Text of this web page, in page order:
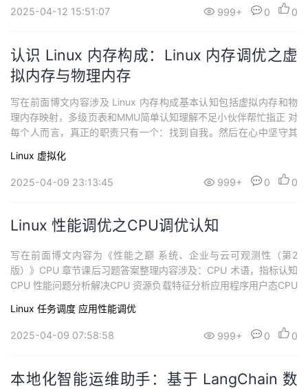
_^监控进程的内存使用量这里分析的工具主要是原生工具，后...
2025-04-12 15:51:07 999+ 0 0
认识 Linux 内存构成：Linux 内存调优之虚
拟内存与物理内存
写在前面博文内容涉及 Linux 内存构成基本认知包括虚拟内存和物
理内存映射，多级页表和MMU简单认知理解不足小伙伴帮忙指正 对
每个人而言，真正的职责只有一个：找到自我。然后在心中坚守其
逃避方式，是对大众理想的懦弱回归，是随波逐流，是对内心的恐
惧 ——赫尔曼·黑塞《德米安》认识 Linux 内存构成：虚拟内存与物
Linux 虚拟化
2025-04-09 23:13:45 999+ 0 0
Linux 性能调优之CPU调优认知
写在前面博文内容为《性能之巅 系统、企业与云可观测性（第2
版）》CPU 章节课后习题答案整理内容涉及：CPU 术语，指标认知
CPU 性能问题分析解决CPU 资源负载特征分析应用程序用户态CPU
一个：找到自我。然后在心中坚守其一生，全心全意，永不停息。
所有其它的路都是不完整的，是人的逃避方式，是对大众理想的懦
Linux 任务调度 应用性能调优
2025-04-09 07:58:58 999+ 0 0
本地化智能运维助手：基于 LangChain 数